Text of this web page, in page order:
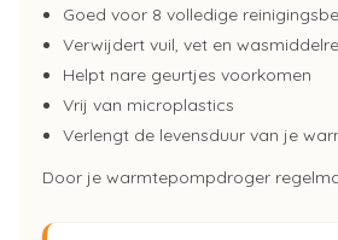
Goed voor 8 volledige
Verwijdert vuil, vet en
Helpt nare geurtjes voorkomen
Vrij van microplastics
Verlengt de levensduur van je
Door je warmtepompdroger